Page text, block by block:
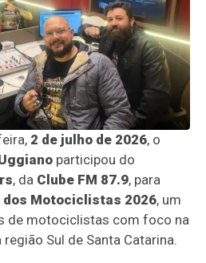
2 de julho de 2026, o
participou do
, da Clube FM 87.9, para
dos Motociclistas 2026, um
de motociclistas com foco na
Sul de Santa Catarina.